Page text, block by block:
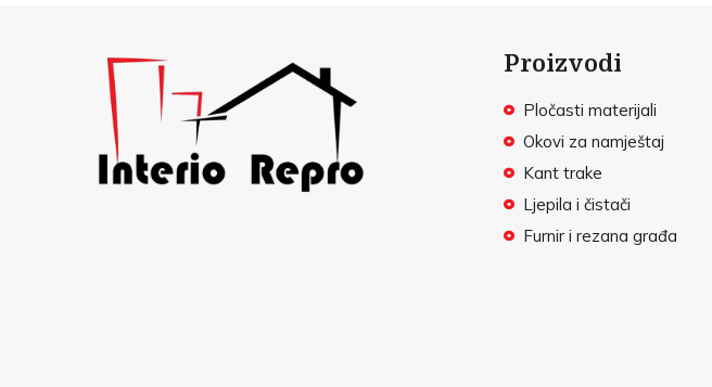
Proizvodi
Pločasti materijali
Okovi za namještaj
Kant trake
Ljepila i čistači
Furnir i rezana građa